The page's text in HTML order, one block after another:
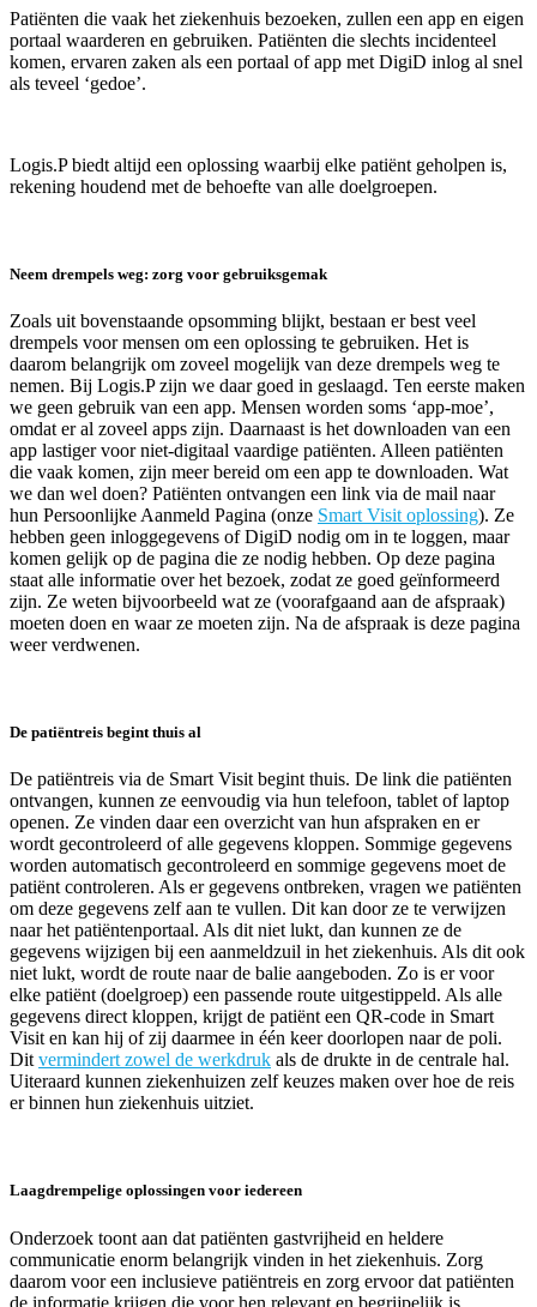
Patiënten die vaak het ziekenhuis bezoeken, zullen een app en eigen
portaal waarderen en gebruiken. Patiënten die slechts incidenteel
komen, ervaren zaken als een portaal of app met DigiD inlog al snel
als teveel ‘gedoe’.
Logis.P biedt altijd een oplossing waarbij elke patiënt geholpen is,
rekening houdend met de behoefte van alle doelgroepen.
Neem drempels weg: zorg voor gebruiksgemak
Zoals uit bovenstaande opsomming blijkt, bestaan er best veel
drempels voor mensen om een oplossing te gebruiken. Het is
daarom belangrijk om zoveel mogelijk van deze drempels weg te
nemen. Bij Logis.P zijn we daar goed in geslaagd. Ten eerste maken
we geen gebruik van een app. Mensen worden soms ‘app-moe’,
omdat er al zoveel apps zijn. Daarnaast is het downloaden van een
app lastiger voor niet-digitaal vaardige patiënten. Alleen patiënten
die vaak komen, zijn meer bereid om een app te downloaden. Wat
we dan wel doen? Patiënten ontvangen een link via de mail naar
hun Persoonlijke Aanmeld Pagina (onze Smart Visit oplossing). Ze
hebben geen inloggegevens of DigiD nodig om in te loggen, maar
komen gelijk op de pagina die ze nodig hebben. Op deze pagina
staat alle informatie over het bezoek, zodat ze goed geïnformeerd
zijn. Ze weten bijvoorbeeld wat ze (voorafgaand aan de afspraak)
moeten doen en waar ze moeten zijn. Na de afspraak is deze pagina
weer verdwenen.
De patiëntreis begint thuis al
De patiëntreis via de Smart Visit begint thuis. De link die patiënten
ontvangen, kunnen ze eenvoudig via hun telefoon, tablet of laptop
openen. Ze vinden daar een overzicht van hun afspraken en er
wordt gecontroleerd of alle gegevens kloppen. Sommige gegevens
worden automatisch gecontroleerd en sommige gegevens moet de
patiënt controleren. Als er gegevens ontbreken, vragen we patiënten
om deze gegevens zelf aan te vullen. Dit kan door ze te verwijzen
naar het patiëntenportaal. Als dit niet lukt, dan kunnen ze de
gegevens wijzigen bij een aanmeldzuil in het ziekenhuis. Als dit ook
niet lukt, wordt de route naar de balie aangeboden. Zo is er voor
elke patiënt (doelgroep) een passende route uitgestippeld. Als alle
gegevens direct kloppen, krijgt de patiënt een QR-code in Smart
Visit en kan hij of zij daarmee in één keer doorlopen naar de poli.
Dit vermindert zowel de werkdruk als de drukte in de centrale hal.
Uiteraard kunnen ziekenhuizen zelf keuzes maken over hoe de reis
er binnen hun ziekenhuis uitziet.
Laagdrempelige oplossingen voor iedereen
Onderzoek toont aan dat patiënten gastvrijheid en heldere
communicatie enorm belangrijk vinden in het ziekenhuis. Zorg
daarom voor een inclusieve patiëntreis en zorg ervoor dat patiënten
de informatie krijgen die voor hen relevant en begrijpelijk is.